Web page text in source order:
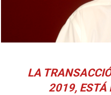
LA
2019, ESTÁ